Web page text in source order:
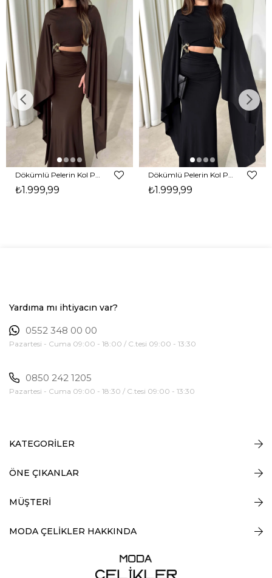
₺1.999,99 ₺1.999,99
Yardıma mı ihtiyacın var?
0552 348 00 00
Pazartesi - Cuma 09:00 - 18:00 / C.tesi 09:00 - 13:30
0850 242 1205
Pazartesi - Cuma 09:00 - 18:30 / C.tesi 09:00 - 13:30
KATEGORİLER
ÖNE ÇIKANLAR
MÜŞTERİ
MODA ÇELİKLER HAKKINDA